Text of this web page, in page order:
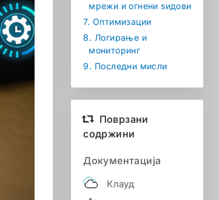
мрежи и огнени ѕидови
7. Оптимизации
8. Логирање и
мониторинг
9. Последни мисли
Поврзани
содржини
Документација
Клауд